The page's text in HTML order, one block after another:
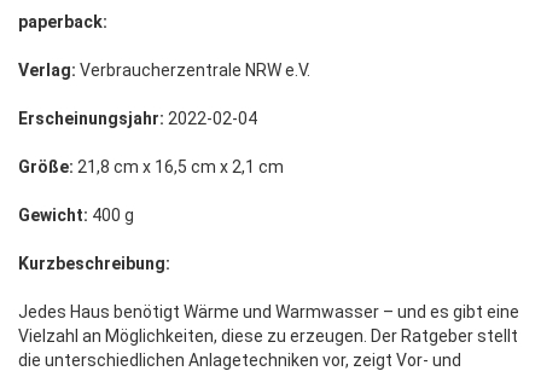
paperback:
Verlag: Verbraucherzentrale NRW e.V.
Erscheinungsjahr: 2022-02-04
Größe: 21,8 cm x 16,5 cm x 2,1 cm
Gewicht: 400 g
Kurzbeschreibung:
Jedes Haus benötigt Wärme und Warmwasser – und es gibt eine
Vielzahl an Möglichkeiten, diese zu erzeugen. Der Ratgeber stellt
die unterschiedlichen Anlagetechniken vor, zeigt Vor- und